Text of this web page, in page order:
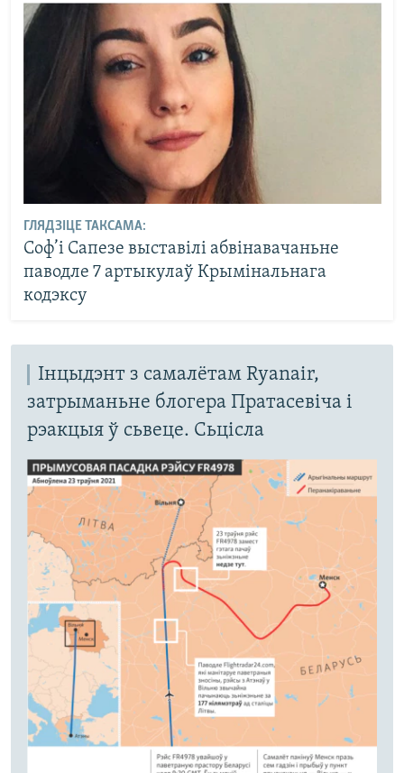
ГЛЯДЗІЦЕ ТАКСАМА:
Соф’і Сапезе выставілі абвінавачаньне
паводле 7 артыкулаў Крымінальнага
кодэксу
Інцыдэнт з самалётам Ryanair,
затрыманьне блогера Пратасевіча і
рэакцыя ў сьвеце. Сьцісла